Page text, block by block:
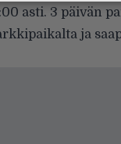
asti. 3 päivän
ja